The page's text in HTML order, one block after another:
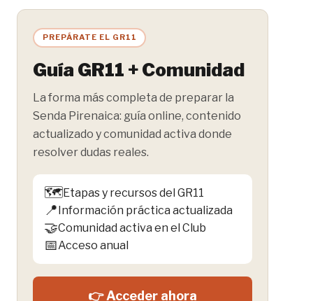
la
entrada:
PREPÁRATE EL GR11
Guía GR11 + Comunidad
La forma más completa de preparar la
Senda Pirenaica: guía online, contenido
actualizado y comunidad activa donde
resolver dudas reales.
🗺️Etapas y recursos del GR11
📍Información práctica actualizada
🤝Comunidad activa en el Club
📅Acceso anual
👉 Acceder ahora